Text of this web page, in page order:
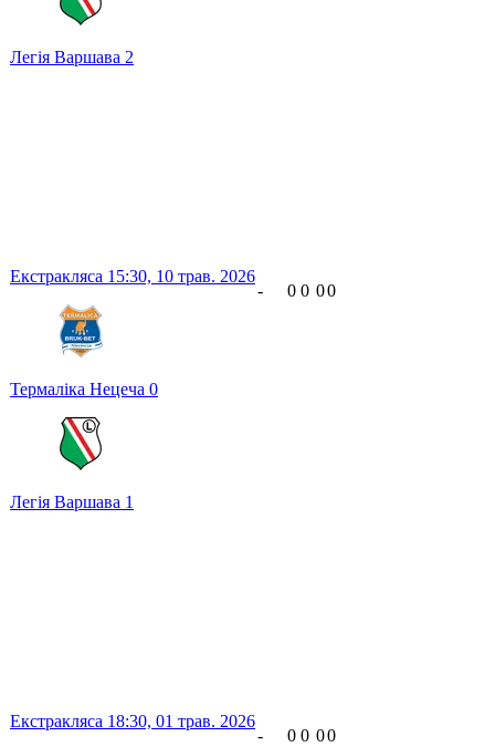
Легія Варшава 2
Екстракляса 15:30, 10 трав. 2026
Термаліка Нецеча 0
Легія Варшава 1
- 0 0 00
Екстракляса 18:30, 01 трав. 2026
- 0 0 00